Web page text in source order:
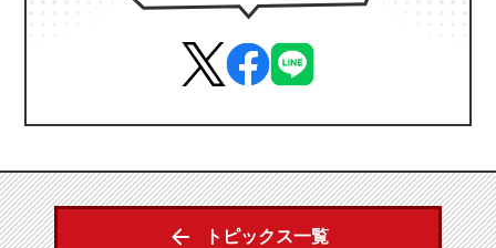
トピックス一覧